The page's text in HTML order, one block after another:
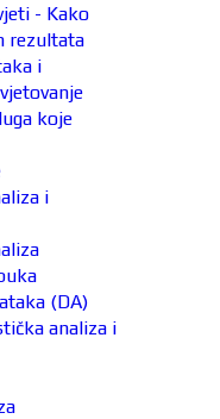
- Kako
rezultata
i
koje
i
(DA)
analiza i